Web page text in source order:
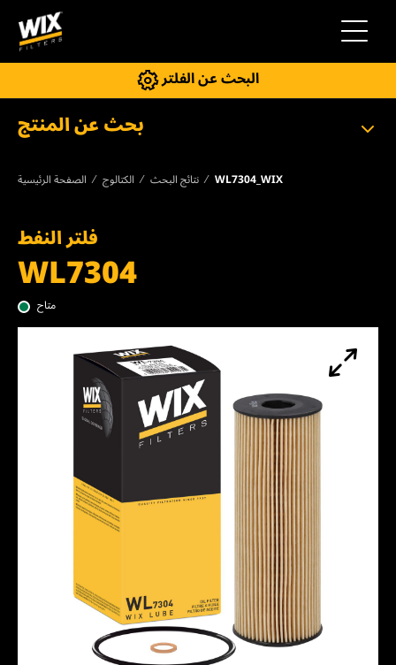
التنقل
البحث عن الفلتر
بحث عن المنتج
الصفحة الرئيسية الكتالوج نتائج البحث WL7304_WIX
فلتر النفط
WL7304
متاح